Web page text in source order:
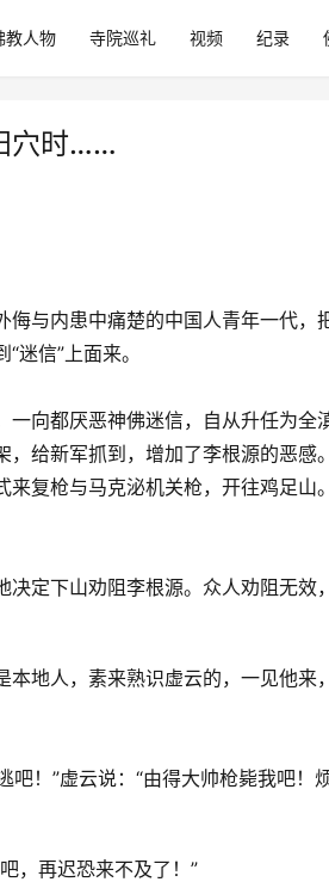
教人物 寺院巡礼 视频 纪录
穴时……
与内患中痛楚的中国人青年一代，
迷信”上面来。
向都厌恶神佛迷信，自从升任为全
，给新军抓到，增加了李根源的恶感
来复枪与马克泌机关枪，开往鸡足山
决定下山劝阻李根源。众人劝阻无效
本地人，素来熟识虚云的，一见他来
吧！”虚云说：“由得大帅枪毙我吧！
，再迟恐来不及了！”